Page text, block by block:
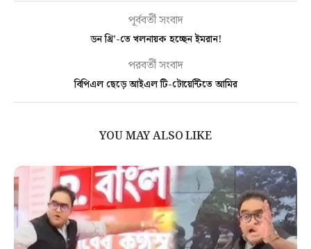
পূর্ববর্তী সংবাদ
ডন থ্রি’-তে খলনায়ক হচ্ছেন ইমরান!
পরবর্তী সংবাদ
বিপিএল ছেড়ে আইএল টি-টোয়েন্টিতে আমির
YOU MAY ALSO LIKE